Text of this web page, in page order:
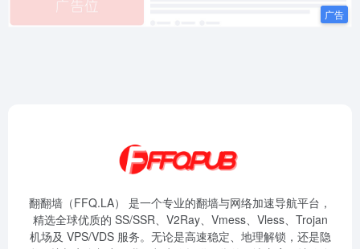
翻翻墙（FFQ.LA） 是一个专业的翻墙与网络加速导航平台，
精选全球优质的 SS/SSR、V2Ray、Vmess、Vless、Trojan
机场及 VPS/VDS 服务。无论是高速稳定、地理解锁，还是隐